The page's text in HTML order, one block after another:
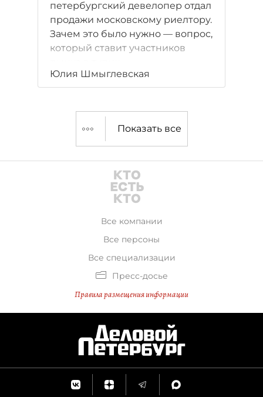
петербургский девелопер отдал
продажи московскому риелтору.
Зачем это было нужно — вопрос,
который ставит участников
Юлия Шмыглевская
Показать все
Все компании
Все персоны
Все специализации
Пресс-досье
Правила размещения информации